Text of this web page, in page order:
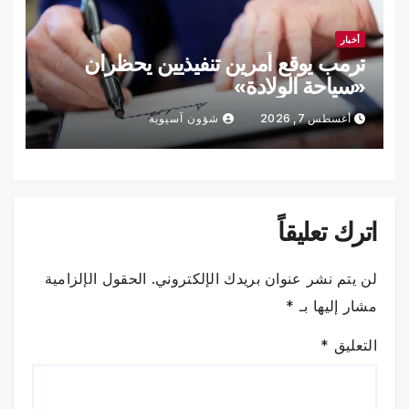
أخبار
ترمب يوقع أمرين تنفيذيين يحظران
«سياحة الولادة»
أغسطس 7, 2026 شؤون آسيوية
اترك تعليقاً
لن يتم نشر عنوان بريدك الإلكتروني. الحقول الإلزامية
مشار إليها بـ *
التعليق *